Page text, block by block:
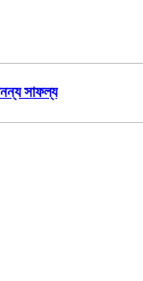
সাফল্য